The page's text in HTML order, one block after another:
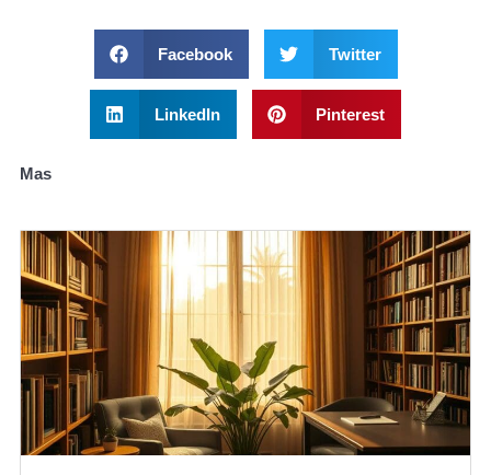
Facebook Twitter
LinkedIn Pinterest
Mas